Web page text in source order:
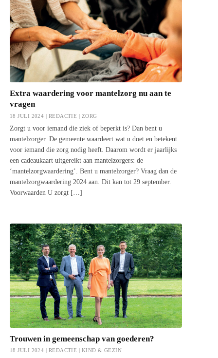
Extra waardering voor mantelzorg nu aan te
vragen
18 JULI 2024 | REDACTIE | ZORG
Zorgt u voor iemand die ziek of beperkt is? Dan bent u
mantelzorger. De gemeente waardeert wat u doet en betekent
voor iemand die zorg nodig heeft. Daarom wordt er jaarlijks
een cadeaukaart uitgereikt aan mantelzorgers: de
‘mantelzorgwaardering’. Bent u mantelzorger? Vraag dan de
mantelzorgwaardering 2024 aan. Dit kan tot 29 september.
Voorwaarden U zorgt […]
Trouwen in gemeenschap van goederen?
18 JULI 2024 | REDACTIE | KIND & GEZIN